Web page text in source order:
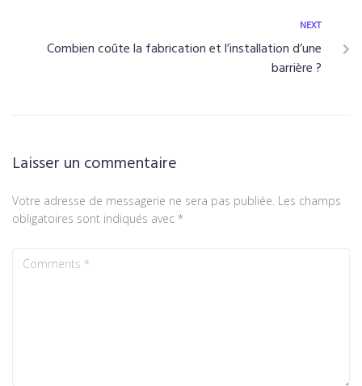
NEXT
Combien coûte la fabrication et l’installation d’une
barrière ?
Laisser un commentaire
Votre adresse de messagerie ne sera pas publiée. Les champs
obligatoires sont indiqués avec *